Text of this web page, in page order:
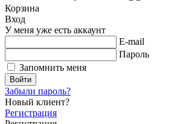
Корзина
Вход
У меня уже есть аккаунт
E-mail
Пароль
Запомнить меня
Войти
Забыли пароль?
Новый клиент?
Регистрация